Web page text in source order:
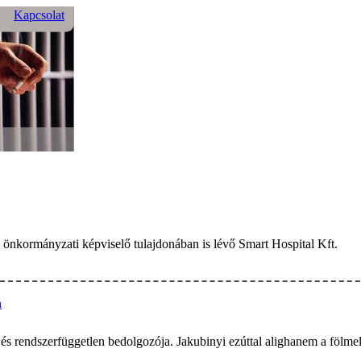
Kapcsolat
képviselő tulajdonában is lévő Smart Hospital Kft.
rendszerfüggetlen bedolgozója. Jakubinyi ezúttal alighanem a